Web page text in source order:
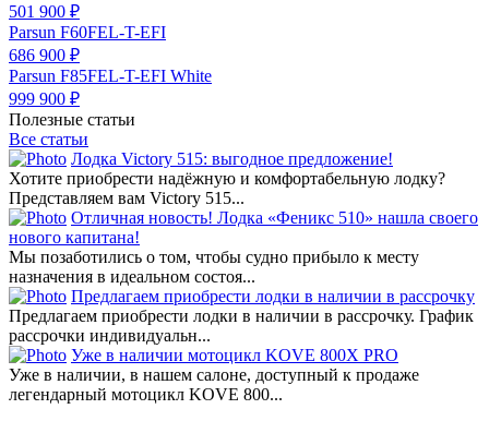
501 900 ₽
Parsun F60FEL-T-EFI
686 900 ₽
Parsun F85FEL-T-EFI White
999 900 ₽
Полезные статьи
Все статьи
Лодка Victory 515: выгодное предложение!
Хотите приобрести надёжную и комфортабельную лодку?
Представляем вам Victory 515...
Отличная новость! Лодка «Феникс 510» нашла своего
нового капитана!
Мы позаботились о том, чтобы судно прибыло к месту
назначения в идеальном состоя...
Предлагаем приобрести лодки в наличии в рассрочку
Предлагаем приобрести лодки в наличии в рассрочку. График
рассрочки индивидуальн...
Уже в наличии мотоцикл KOVE 800X PRO
Уже в наличии, в нашем салоне, доступный к продаже
легендарный мотоцикл KOVE 800...